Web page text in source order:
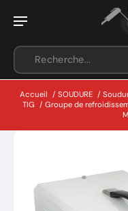
Accueil / SOUDURE /
TIG / Groupe de